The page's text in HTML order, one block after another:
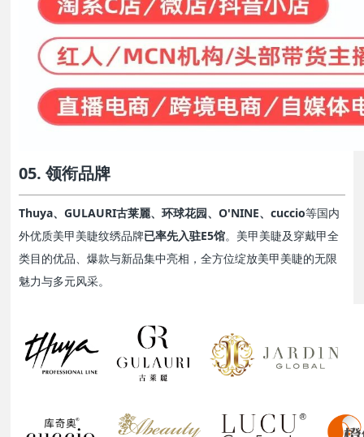
05. 领衔品牌
Thuya、GULAURI古莱麗、环球花园、O'NINE、cuccio等国内
外优质美甲美睫纹绣品牌已率先入驻E5馆。美甲美睫及穿戴甲全
类目的优品、爆款与新品集中亮相，全方位绽放美甲美睫的无限
魅力与多元风采。